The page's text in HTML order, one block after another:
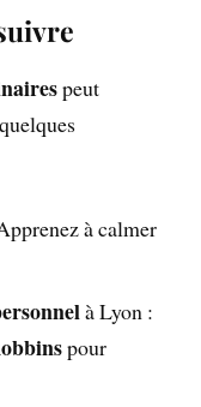
peut
à calmer
à Lyon :
pour